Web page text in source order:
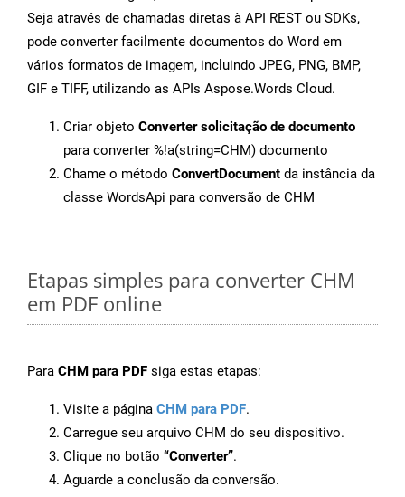
Seja através de chamadas diretas à API REST ou SDKs,
pode converter facilmente documentos do Word em
vários formatos de imagem, incluindo JPEG, PNG, BMP,
GIF e TIFF, utilizando as APIs Aspose.Words Cloud.
Criar objeto Converter solicitação de documento
para converter %!a(string=CHM) documento
Chame o método ConvertDocument da instância da
classe WordsApi para conversão de CHM
Etapas simples para converter CHM
em PDF online
Para CHM para PDF siga estas etapas:
Visite a página CHM para PDF.
Carregue seu arquivo CHM do seu dispositivo.
Clique no botão “Converter”.
Aguarde a conclusão da conversão.